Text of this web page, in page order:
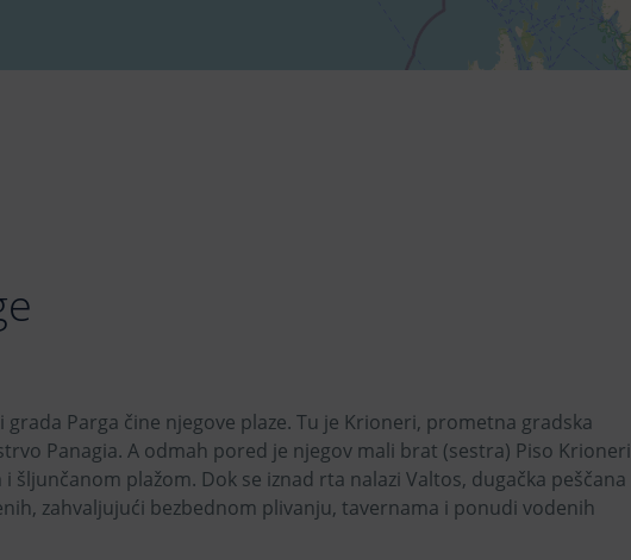
Parga čine njegove plaze. Tu je Krioneri, prometna gradska
Panagia. A odmah pored je njegov mali brat (sestra) Piso Krioneri
šljunčanom plažom. Dok se iznad rta nalazi Valtos, dugačka peščana
zahvaljujući bezbednom plivanju, tavernama i ponudi vodenih